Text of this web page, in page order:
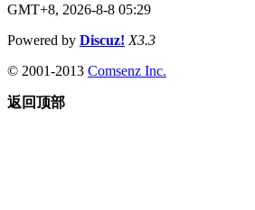
GMT+8, 2026-8-8 05:29
Powered by Discuz! X3.3
© 2001-2013 Comsenz Inc.
返回顶部